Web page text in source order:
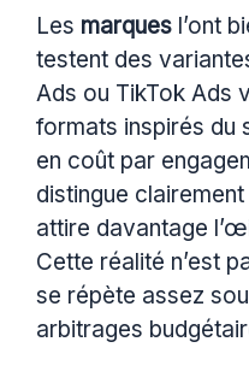
Les marques l’ont
testent des
Ads ou TikTok Ads
formats inspirés du
en coût par
distingue
attire davantage
Cette réalité n’est
se répète assez
arbitrages